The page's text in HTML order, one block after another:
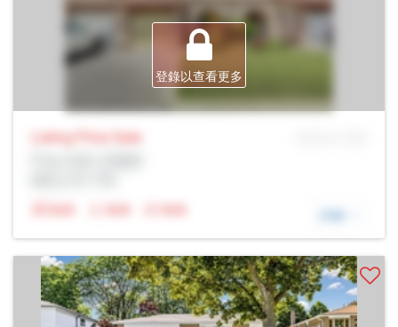
登錄以查看更多
Listing Price Sale
N/A
N/A N/A 詳細